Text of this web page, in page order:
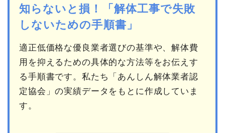
知らないと損！「解体工事で失敗
しないための手順書」
適正低価格な優良業者選びの基準や、解体費
用を抑えるための具体的な方法等をお伝えす
る手順書です。私たち「あんしん解体業者認
定協会」の実績データをもとに作成していま
す。